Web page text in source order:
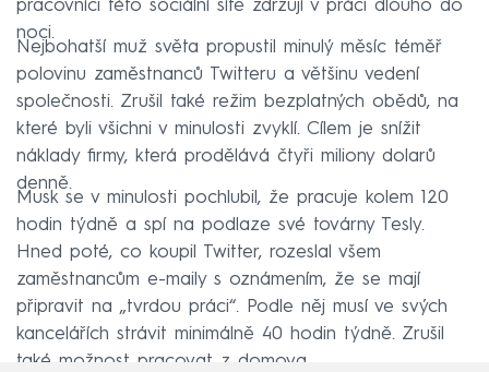
pracovníci této sociální sítě zdržují v práci dlouho do
noci.
Nejbohatší muž světa propustil minulý měsíc téměř
polovinu zaměstnanců Twitteru a většinu vedení
společnosti. Zrušil také režim bezplatných obědů, na
které byli všichni v minulosti zvyklí. Cílem je snížit
náklady firmy, která prodělává čtyři miliony dolarů
denně.
Musk se v minulosti pochlubil, že pracuje kolem 120
hodin týdně a spí na podlaze své továrny Tesly.
Hned poté, co koupil Twitter, rozeslal všem
zaměstnancům e-maily s oznámením, že se mají
připravit na „tvrdou práci“. Podle něj musí ve svých
kancelářích strávit minimálně 40 hodin týdně. Zrušil
také možnost pracovat z domova.